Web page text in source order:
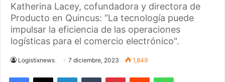
Katherina Lacey, cofundadora y directora de
Producto en Quincus: “La tecnología puede
impulsar la eficiencia de las operaciones
logísticas para el comercio electrónico".
Logistixnews 7 diciembre, 2023 1,849